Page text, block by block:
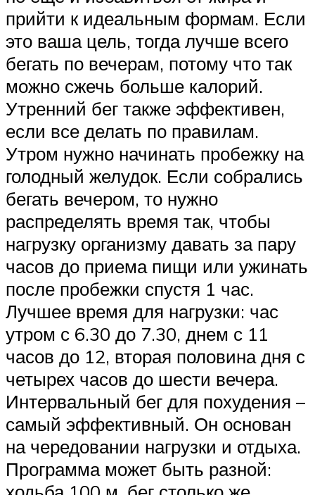
прийти к идеальным формам. Если
это ваша цель, тогда лучше всего
бегать по вечерам, потому что так
можно сжечь больше калорий.
Утренний бег также эффективен,
если все делать по правилам.
Утром нужно начинать пробежку на
голодный желудок. Если собрались
бегать вечером, то нужно
распределять время так, чтобы
нагрузку организму давать за пару
часов до приема пищи или ужинать
после пробежки спустя 1 час.
Лучшее время для нагрузки: час
утром с 6.30 до 7.30, днем с 11
часов до 12, вторая половина дня с
четырех часов до шести вечера.
Интервальный бег для похудения –
самый эффективный. Он основан
на чередовании нагрузки и отдыха.
Программа может быть разной: